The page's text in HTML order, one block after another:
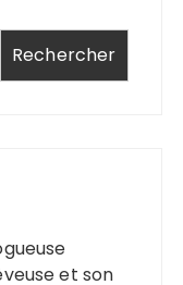
Rechercher
et son